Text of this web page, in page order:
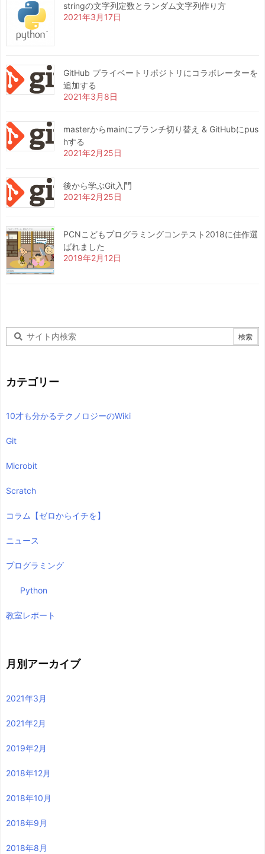
stringの文字列定数とランダム文字列作り方
2021年3月17日
GitHub プライベートリポジトリにコラボレーターを
追加する
2021年3月8日
masterからmainにブランチ切り替え & GitHubにpus
hする
2021年2月25日
後から学ぶGit入門
2021年2月25日
PCNこどもプログラミングコンテスト2018に佳作選
ばれました
2019年2月12日
カテゴリー
10才も分かるテクノロジーのWiki
Git
Microbit
Scratch
コラム【ゼロからイチを】
ニュース
プログラミング
Python
教室レポート
月別アーカイブ
2021年3月
2021年2月
2019年2月
2018年12月
2018年10月
2018年9月
2018年8月